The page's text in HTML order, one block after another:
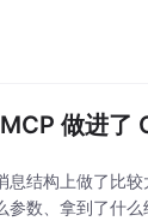
做进了
息结构上做了比
参数、拿到了什